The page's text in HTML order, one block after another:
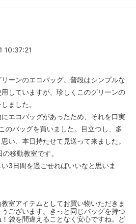
10:37:21
ーンのエコバッグ。普段はシンプルな
していますが、珍しくこのグリーンの
ました。
エコバッグがあったため、それを口実
のバッグを買いました。目立つし、多
い、本日持たせて見送って来ました。
移動教室です。
3日間を過ごせればいいなと思いま
室アイテムとしてお買い物いただきま
ございます。きっと同じバッグを持つ
袋を間違えることなく安心ですね。ど